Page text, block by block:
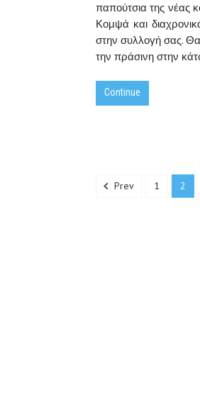
παπούτσια της νέας
Κομψά και
στην συλλογή σας.
την πράσινη στην
Continue
Prev 1 2